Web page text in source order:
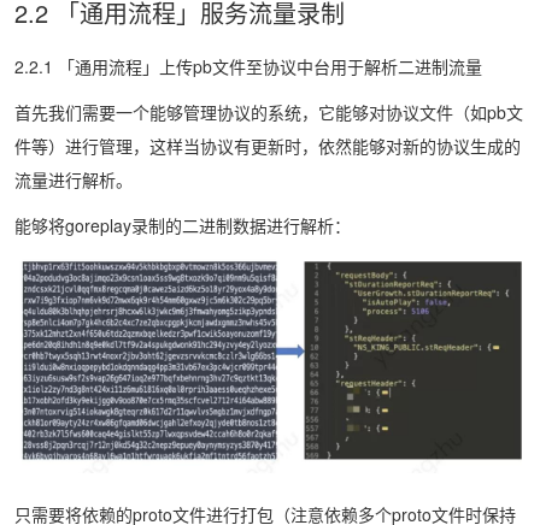
2.2 「通用流程」服务流量录制
2.2.1 「通用流程」上传pb文件至协议中台用于解析二进制流量
首先我们需要一个能够管理协议的系统，它能够对协议文件（如pb文
件等）进行管理，这样当协议有更新时，依然能够对新的协议生成的
流量进行解析。
能够将goreplay录制的二进制数据进行解析：
只需要将依赖的proto文件进行打包（注意依赖多个proto文件时保持